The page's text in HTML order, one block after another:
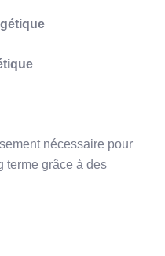
nécessaire pour
terme grâce à des